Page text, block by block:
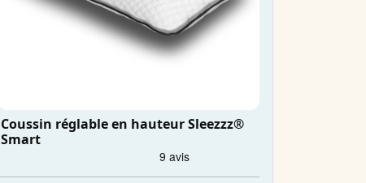
Coussin réglable en hauteur Sleezzz®
Smart